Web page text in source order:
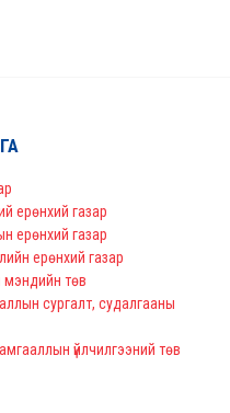
ерөнхий газар
ерөнхий газар
ерөнхий газар
мэндийн төв
сургалт, судалгааны
үйлчилгээний төв